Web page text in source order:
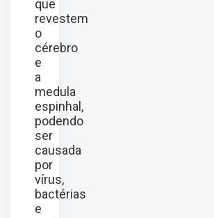
que
revestem
o
cérebro
e
a
medula
espinhal,
podendo
ser
causada
por
vírus,
bactérias
e